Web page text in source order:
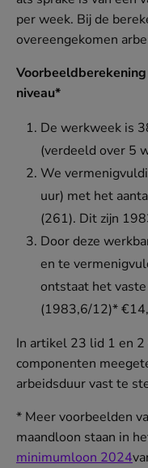
per week. Bij de
overeengekomen
niveau*
De werkweek is
(verdeeld over 5
We
uur) met het
(261). Dit zijn
Door deze
en te
ontstaat het
(1983,6/12)*
In artikel 23 lid 1 en 2
componenten
arbeidsduur vast te
* Meer voorbeelden
maandloon staan in
minimumloon 2024